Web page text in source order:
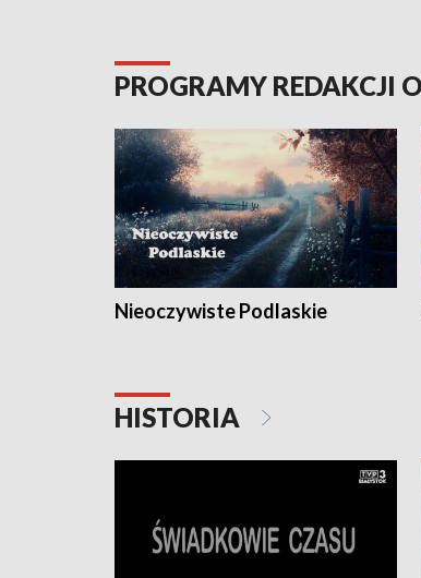
PROGRAMY REDAKCJI
Nieoczywiste Podlaskie
HISTORIA